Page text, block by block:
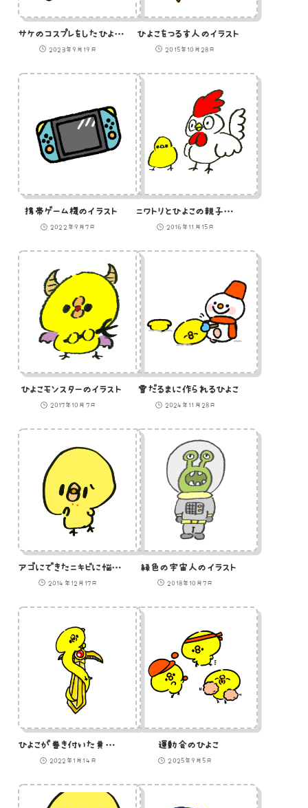
サケのコスプレをしたひよこを間違えて運ぼうとする熊
2023年9月19日
ひよこをつるす人のイラスト
2015年10月28日
携帯ゲーム機のイラスト
2022年9月7日
ニワトリとひよこの親子のイラスト
2016年11月15日
ひよこモンスターのイラスト
2017年10月7日
雪だるまに作られるひよこ
2024年11月28日
アゴにできたニキビに悩むひよこのイラスト
2014年12月17日
緑色の宇宙人のイラスト
2018年10月7日
ひよこが巻き付いた黄金の剣のイラスト
2022年1月14日
運動会のひよこ
2025年9月5日